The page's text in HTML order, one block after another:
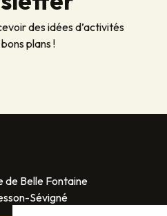
des idées d’activités
plans !
de Belle Fontaine
Sévigné